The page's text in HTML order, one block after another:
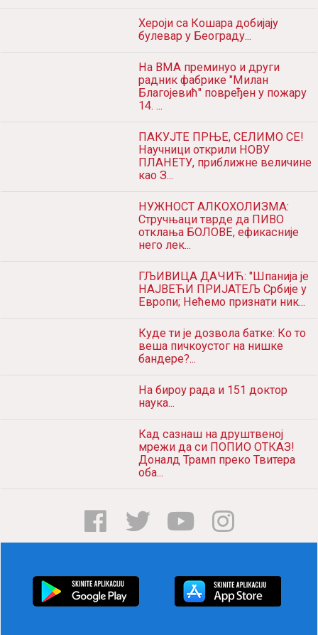
Хероји са Кошара добијају
булевар у Београду...
На ВМА преминуо и други
радник фабрике "Милан
Благојевић" повређен у пожару
14. ...
ПАКУЈТЕ ПРЊЕ, СЕЛИМО СЕ!
Научници открили НОВУ
ПЛАНЕТУ, приближне величине
као З...
НУЖНОСТ АЛКОХОЛИЗМА:
Стручњаци тврде да ПИВО
отклања БОЛОВЕ, ефикасније
него лек...
ГЉИВИЦА ДАЧИЋ: "Шпанија је
НАЈВЕЋИ ПРИЈАТЕЉ Србије у
Европи; Нећемо признати ник...
Куде ти је дозвола батке: Ко то
веша пичкоустог на нишке
бандере?...
На бироу рада и 151 доктор
наука...
Кад сазнаш на друштвеној
мрежи да си ПОПИО ОТКАЗ!
Доналд Трамп преко Твитера
оба...